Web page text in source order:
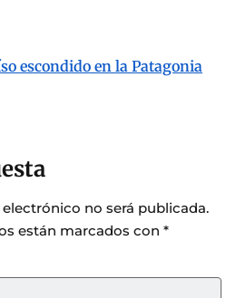
escondido en la Patagonia
no será publicada.
están marcados con *